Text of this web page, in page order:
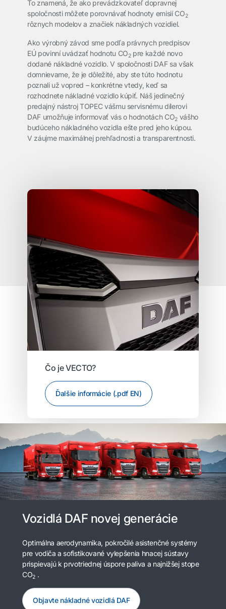
To znamená, že ako prevádzkovateľ dopravnej
spoločnosti môžete porovnávať hodnoty emisií CO2
rôznych modelov a značiek nákladných vozidiel.
Ako výrobný závod sme podľa právnych predpisov
EÚ povinní uvádzať hodnotu CO2pre každé novo
dodané nákladné vozidlo. V spoločnosti DAF sa však
domnievame, že je dôležité, aby ste túto hodnotu
poznali už vopred – konkrétne vtedy, keď sa
rozhodnete nákladné vozidlo kúpiť. Náš jedinečný
predajný nástroj TOPEC vášmu servisnému dílerovi
DAF umožňuje informovať vás o hodnotách CO2vášho
budúceho nákladného vozidla ešte pred jeho kúpou.
V záujme maximálnej prehľadnosti a transparentnosti.
Čo je VECTO?
Ďalšie informácie (.pdf EN)
Vozidlá DAF novej generácie
Optimálna aerodynamika, pokročilé asistenčné systémy
pre vodiča a sofistikované vylepšenia hnacej sústavy
prispievajú k prvotriednej úspore paliva a najnižšej stope
CO2.
Objavte nákladné vozidlá DAF